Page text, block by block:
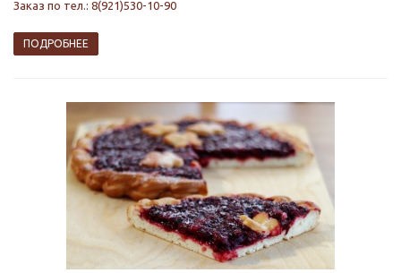
Заказ по тел.: 8(921)530-10-90
ПОДРОБНЕЕ